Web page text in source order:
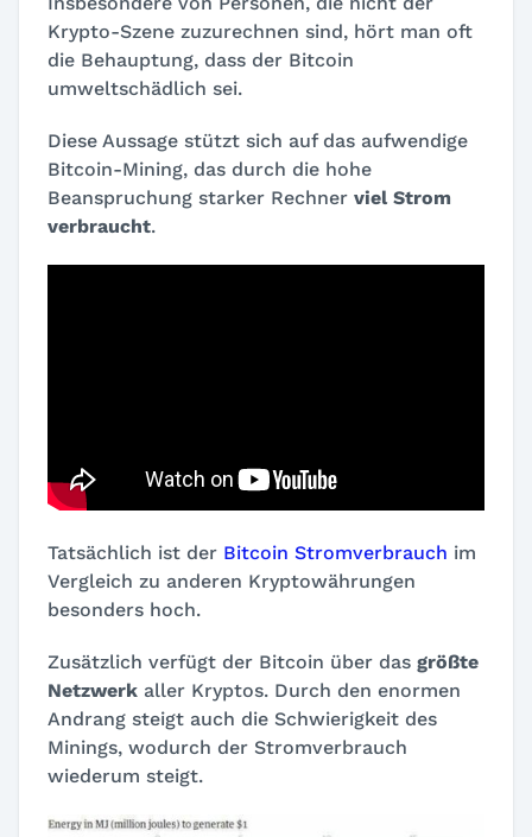
Krypto-Szene zuzurechnen sind, hört man oft
die Behauptung, dass der Bitcoin
umweltschädlich sei.
Diese Aussage stützt sich auf das aufwendige
Bitcoin-Mining, das durch die hohe
Beanspruchung starker Rechner viel Strom
verbraucht.
Tatsächlich ist der Bitcoin Stromverbrauch im
Vergleich zu anderen Kryptowährungen
besonders hoch.
Zusätzlich verfügt der Bitcoin über das größte
Netzwerk aller Kryptos. Durch den enormen
Andrang steigt auch die Schwierigkeit des
Minings, wodurch der Stromverbrauch
wiederum steigt.